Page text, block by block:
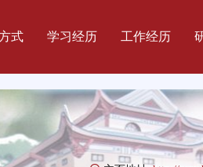
式 学习经历 工作经历